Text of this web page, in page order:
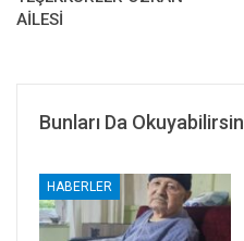
AİLESİ
Bunları Da Okuyabilirsin
HABERLER